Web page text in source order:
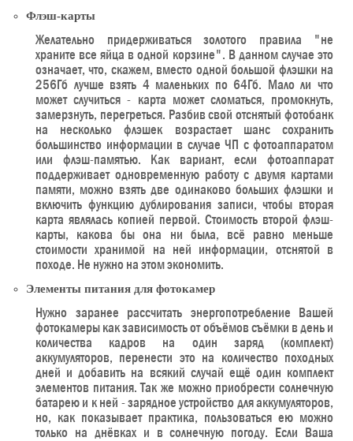
Флэш-карты
Желательно придерживаться золотого правила "не
храните все яйца в одной корзине". В данном случае это
означает, что, скажем, вместо одной большой флэшки на
256Гб лучше взять 4 маленьких по 64Гб. Мало ли что
может случиться - карта может сломаться, промокнуть,
замерзнуть, перегреться. Разбив свой отснятый фотобанк
на несколько флэшек возрастает шанс сохранить
большинство информации в случае ЧП с фотоаппаратом
или флэш-памятью. Как вариант, если фотоаппарат
поддерживает одновременную работу с двумя картами
памяти, можно взять две одинаково больших флэшки и
включить функцию дублирования записи, чтобы вторая
карта являлась копией первой. Стоимость второй флэш-
карты, какова бы она ни была, всё равно меньше
стоимости хранимой на ней информации, отснятой в
походе. Не нужно на этом экономить.
Элементы питания для фотокамер
Нужно заранее рассчитать энергопотребление Вашей
фотокамеры как зависимость от объёмов съёмки в день и
количества кадров на один заряд (комплект)
аккумуляторов, перенести это на количество походных
дней и добавить на всякий случай ещё один комплект
элементов питания. Так же можно приобрести солнечную
батарею и к ней - зарядное устройство для аккумуляторов,
но, как показывает практика, пользоваться ею можно
только на днёвках и в солнечную погоду. Если Ваша